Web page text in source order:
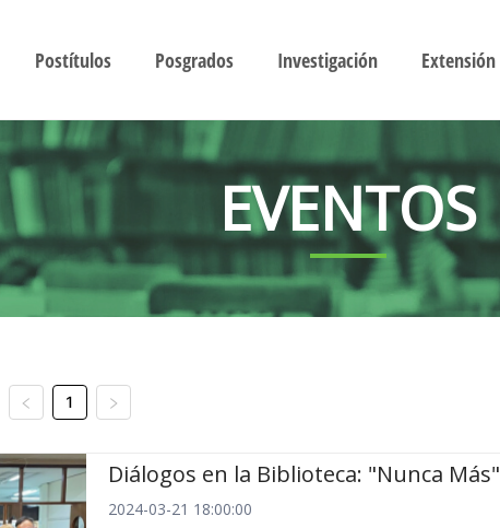
Postítulos Posgrados Investigación Extensión
EVENTOS
1
Diálogos en la Biblioteca: "Nunca Más"
2024-03-21 18:00:00